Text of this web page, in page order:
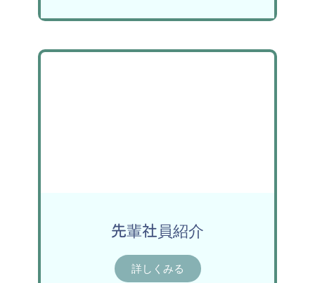
先輩社員紹介
詳しくみる